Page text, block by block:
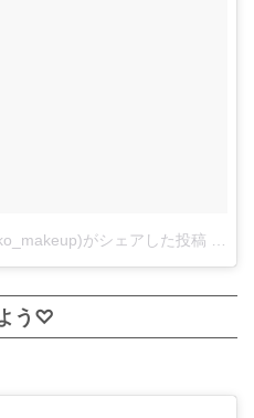
がシェアした投稿
う♡